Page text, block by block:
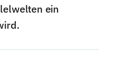
ein